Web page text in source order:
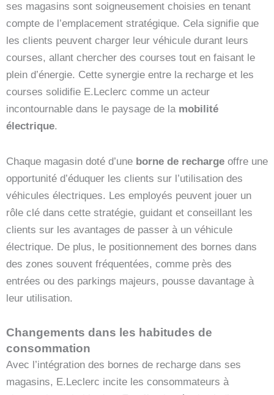
ses magasins sont soigneusement choisies en tenant
compte de l’emplacement stratégique. Cela signifie que
les clients peuvent charger leur véhicule durant leurs
courses, allant chercher des courses tout en faisant le
plein d’énergie. Cette synergie entre la recharge et les
courses solidifie E.Leclerc comme un acteur
incontournable dans le paysage de la mobilité
électrique.
Chaque magasin doté d’une borne de recharge offre une
opportunité d’éduquer les clients sur l’utilisation des
véhicules électriques. Les employés peuvent jouer un
rôle clé dans cette stratégie, guidant et conseillant les
clients sur les avantages de passer à un véhicule
électrique. De plus, le positionnement des bornes dans
des zones souvent fréquentées, comme près des
entrées ou des parkings majeurs, pousse davantage à
leur utilisation.
Changements dans les habitudes de
consommation
Avec l’intégration des bornes de recharge dans ses
magasins, E.Leclerc incite les consommateurs à